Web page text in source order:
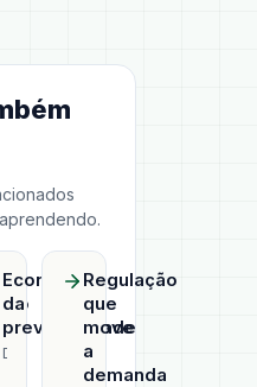
Economia
da
previsibilidade
Regulação
que
move
a
demanda